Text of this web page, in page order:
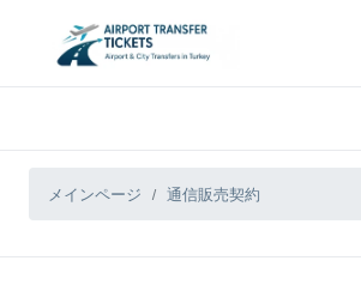
メインページ 通信販売契約